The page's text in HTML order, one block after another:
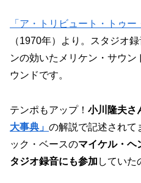
「ア・トリビュート・トゥー
（1970年）より。スタジオ
ンの効いたメリケン・サウ
ウンドです。
テンポもアップ！ 小川隆夫さ
大事典」 の解説で記述されて
ック・ベースのマイケル・ヘ
タジオ録音にも参加 していた